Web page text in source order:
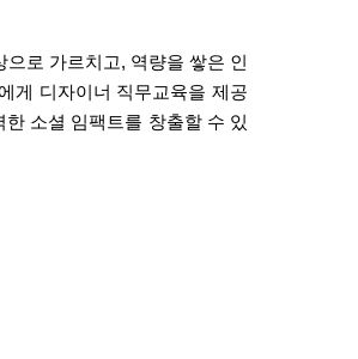
으로 가르치고, 역량을 쌓은 인
게 디자이너 직무교육을 제공
소셜 임팩트를 창출할 수 있